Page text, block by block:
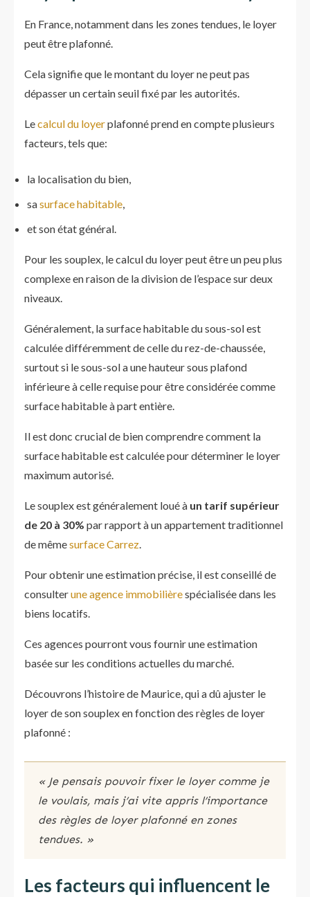
En France, notamment dans les zones tendues, le loyer
peut être plafonné.
Cela signifie que le montant du loyer ne peut pas
dépasser un certain seuil fixé par les autorités.
Lecalcul du loyerplafonné prend en compte plusieurs
facteurs, tels que:
la localisation du bien,
sasurface habitable,
et son état général.
Pour les souplex, le calcul du loyer peut être un peu plus
complexe en raison de la division de l’espace sur deux
niveaux.
Généralement, la surface habitable du sous-sol est
calculée différemment de celle du rez-de-chaussée,
surtout si le sous-sol a une hauteur sous plafond
inférieure à celle requise pour être considérée comme
surface habitable à part entière.
Il est donc crucial de bien comprendre comment la
surface habitable est calculée pour déterminer le loyer
maximum autorisé.
Le souplex est généralement loué à un tarif supérieur
de 20 à 30% par rapport à un appartement traditionnel
de mêmesurface Carrez.
Pour obtenir une estimation précise, il est conseillé de
consulterune agence immobilièrespécialisée dans les
biens locatifs.
Ces agences pourront vous fournir une estimation
basée sur les conditions actuelles du marché.
Découvrons l’histoire de Maurice, qui a dû ajuster le
loyer de son souplex en fonction des règles de loyer
plafonné :
« Je pensais pouvoir fixer le loyer comme je
le voulais, mais j’ai vite appris l’importance
des règles de loyer plafonné en zones
tendues. »
Les facteurs qui influencent le